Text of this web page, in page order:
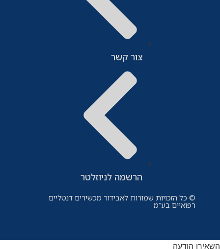
צור קשר
הרשמה לניוזלטר
© כל הזכויות שמורות לאבידור מכשירים דנטליים
רפואיים בע”מ
השאירו הודעה